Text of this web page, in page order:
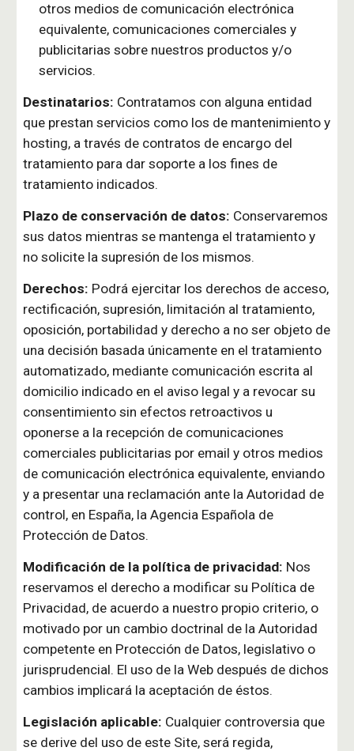
otros medios de comunicación electrónica
equivalente, comunicaciones comerciales y
publicitarias sobre nuestros productos y/o
servicios.
Destinatarios: Contratamos con alguna entidad
que prestan servicios como los de mantenimiento y
hosting, a través de contratos de encargo del
tratamiento para dar soporte a los fines de
tratamiento indicados.
Plazo de conservación de datos: Conservaremos
sus datos mientras se mantenga el tratamiento y
no solicite la supresión de los mismos.
Derechos: Podrá ejercitar los derechos de acceso,
rectificación, supresión, limitación al tratamiento,
oposición, portabilidad y derecho a no ser objeto de
una decisión basada únicamente en el tratamiento
automatizado, mediante comunicación escrita al
domicilio indicado en el aviso legal y a revocar su
consentimiento sin efectos retroactivos u
oponerse a la recepción de comunicaciones
comerciales publicitarias por email y otros medios
de comunicación electrónica equivalente, enviando
y a presentar una reclamación ante la Autoridad de
control, en España, la Agencia Española de
Protección de Datos.
Modificación de la política de privacidad: Nos
reservamos el derecho a modificar su Política de
Privacidad, de acuerdo a nuestro propio criterio, o
motivado por un cambio doctrinal de la Autoridad
competente en Protección de Datos, legislativo o
jurisprudencial. El uso de la Web después de dichos
cambios implicará la aceptación de éstos.
Legislación aplicable: Cualquier controversia que
se derive del uso de este Site, será regida,